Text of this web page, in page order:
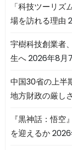
「科技ツーリ
場を訪れる理由
宇樹科技創業者
生へ2026年8月
中国30省の上半
地方財政の厳し
『黒神話：悟
を迎えるか